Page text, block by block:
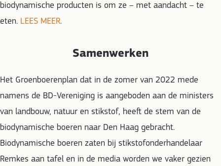
biodynamische producten is om ze – met aandacht – te
eten. LEES MEER.
Samenwerken
Het Groenboerenplan dat in de zomer van 2022 mede
namens de BD-Vereniging is aangeboden aan de ministers
van landbouw, natuur en stikstof, heeft de stem van de
biodynamische boeren naar Den Haag gebracht.
Biodynamische boeren zaten bij stikstofonderhandelaar
Remkes aan tafel en in de media worden we vaker gezien